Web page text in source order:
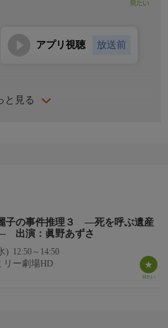
と見る
アプリ視聴 放送前
ルタント・服部（久保酎吉）が
：鷹森立一
一郎、高橋かおり、河原崎建三、
子の事件推理３ ―死を呼ぶ遺産
出演：眞野あずさ
) 12:50～14:50
リー劇場HD